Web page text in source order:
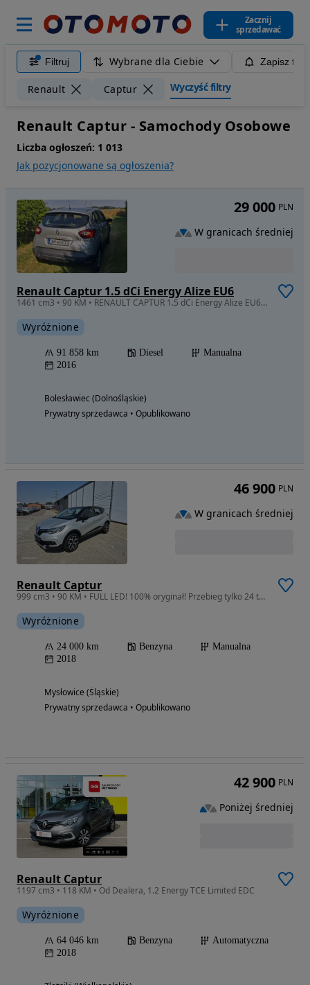
Zacznij
sprzedawać
Filtruj Wybrane dla Ciebie Zapisz
Renault Captur Wyczyść filtry
Renault Captur - Samochody Osobowe
Liczba ogłoszeń: 1 013
Jak pozycjonowane są ogłoszenia?
Renault Captur 1.5 dCi Energy Alize EU6
1461 cm3 • 90 KM • RENAULT CAPTUR 1.5 dCi Energy Alize EU6/2016 kupiony w salonie
Wyróżnione
91 858 km Diesel
Manualna
2016
Bolesławiec (Dolnośląskie)
Prywatny sprzedawca • Opublikowano
29 000 PLN
W granicach średniej
Renault Captur
999 cm3 • 90 KM • FULL LED! 100% oryginał! Przebieg tylko 24 tys!!!
Wyróżnione
24 000 km Benzyna
Manualna
2018
Mysłowice (Śląskie)
Prywatny sprzedawca • Opublikowano
46 900 PLN
W granicach średniej
Renault Captur
1197 cm3 • 118 KM • Od Dealera, 1.2 Energy TCE Limited EDC
Wyróżnione
64 046 km Benzyna
Automatyczna
2018
42 900 PLN
Poniżej średniej